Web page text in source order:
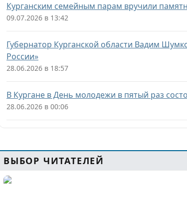
Курганским семейным парам вручили
09.07.2026 в 13:42
Губернатор Курганской области Вадим
России»
28.06.2026 в 18:57
В Кургане в День молодежи в пятый раз
28.06.2026 в 00:06
ВЫБОР ЧИТАТЕЛЕЙ